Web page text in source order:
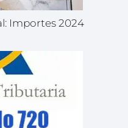
Importes 2024